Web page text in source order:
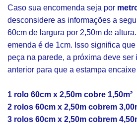
Caso sua encomenda seja por
desconsidere as informações a
60cm de largura por 2,50m de
emenda é de 1cm. Isso significa
peça na parede, a próxima deve ser
anterior para que a estampa
1 rolo 60cm x 2,50m cobre 1,50m²
2 rolos 60cm x 2,50m cobrem
3 rolos 60cm x 2,50m cobrem